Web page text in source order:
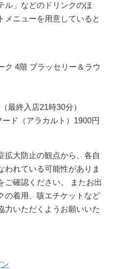
ル」などのドリンクのほ
メニューを用意していると
ク 4階 ブラッセリー＆ラウ
最終入店21時30分）
ド（アラカルト）1900円
大防止の観点から、各自
われている可能性がありま
ご確認ください。 またお出
の着用、咳エチケットなど
力いただくようお願いいた